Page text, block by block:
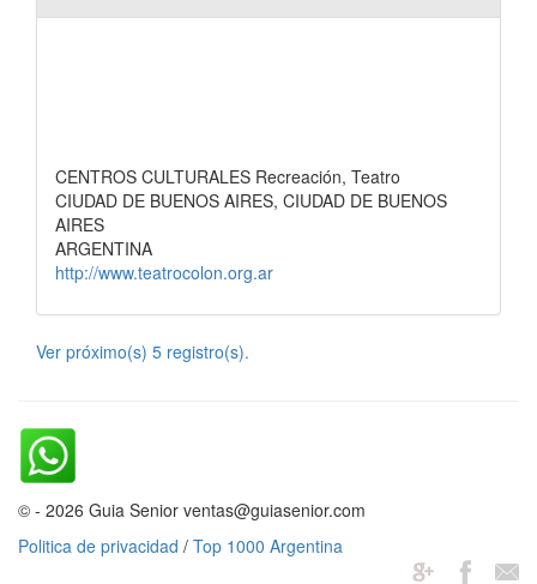
CENTROS CULTURALES Recreación, Teatro
CIUDAD DE BUENOS AIRES, CIUDAD DE BUENOS
AIRES
ARGENTINA
http://www.teatrocolon.org.ar
Ver próximo(s) 5 registro(s).
© - 2026 Guia Senior ventas@guiasenior.com
Politica de privacidad / Top 1000 Argentina